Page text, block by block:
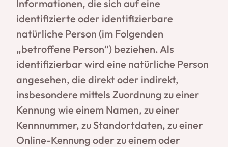
Informationen, die sich auf eine
identifizierte oder identifizierbare
natürliche Person (im Folgenden
„betroffene Person“) beziehen. Als
identifizierbar wird eine natürliche Person
angesehen, die direkt oder indirekt,
insbesondere mittels Zuordnung zu einer
Kennung wie einem Namen, zu einer
Kennnummer, zu Standortdaten, zu einer
Online-Kennung oder zu einem oder